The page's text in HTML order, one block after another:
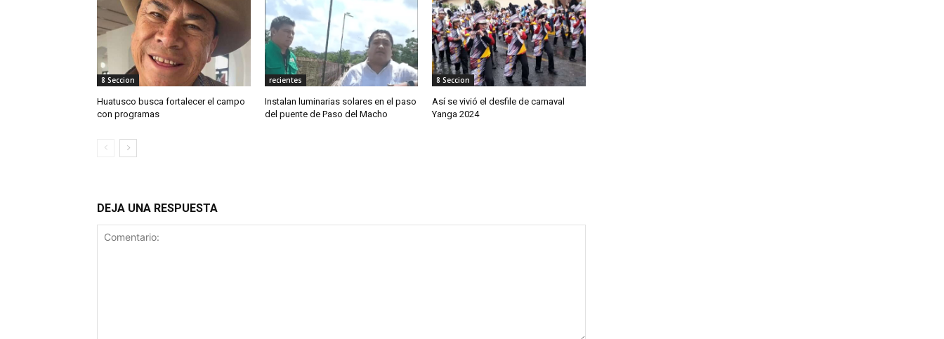
8 Seccion
Huatusco busca fortalecer el campo
con programas
recientes
Instalan luminarias solares en el paso
del puente de Paso del Macho
8 Seccion
Así se vivió el desfile de carnaval
Yanga 2024
DEJA UNA RESPUESTA